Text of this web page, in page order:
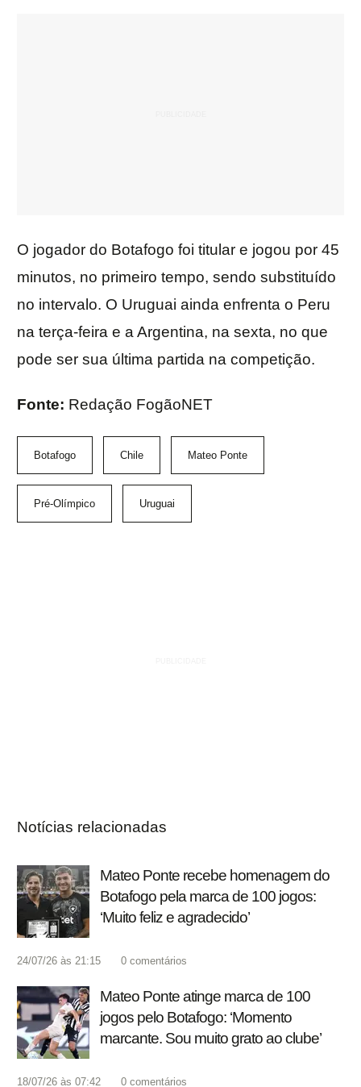
O jogador do Botafogo foi titular e jogou por 45
minutos, no primeiro tempo, sendo substituído
no intervalo. O Uruguai ainda enfrenta o Peru
na terça-feira e a Argentina, na sexta, no que
pode ser sua última partida na competição.
Fonte: Redação FogãoNET
Botafogo Chile Mateo Ponte
Pré-Olímpico Uruguai
Notícias relacionadas
Mateo Ponte recebe homenagem do
Botafogo pela marca de 100 jogos:
‘Muito feliz e agradecido’
24/07/26 às 21:15 0 comentários
Mateo Ponte atinge marca de 100
jogos pelo Botafogo: ‘Momento
marcante. Sou muito grato ao clube’
18/07/26 às 07:42 0 comentários